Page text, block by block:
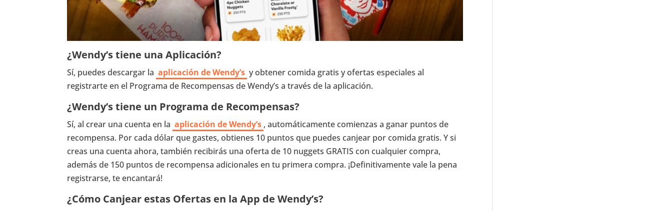
¿Wendy’s tiene una Aplicación?
Sí, puedes descargar la aplicación de Wendy’s y obtener comida gratis y ofertas especiales al
registrarte en el Programa de Recompensas de Wendy’s a través de la aplicación.
¿Wendy’s tiene un Programa de Recompensas?
Sí, al crear una cuenta en la aplicación de Wendy’s , automáticamente comienzas a ganar puntos de
recompensa. Por cada dólar que gastes, obtienes 10 puntos que puedes canjear por comida gratis. Y si
creas una cuenta ahora, también recibirás una oferta de 10 nuggets GRATIS con cualquier compra,
además de 150 puntos de recompensa adicionales en tu primera compra. ¡Definitivamente vale la pena
registrarse, te encantará!
¿Cómo Canjear estas Ofertas en la App de Wendy’s?